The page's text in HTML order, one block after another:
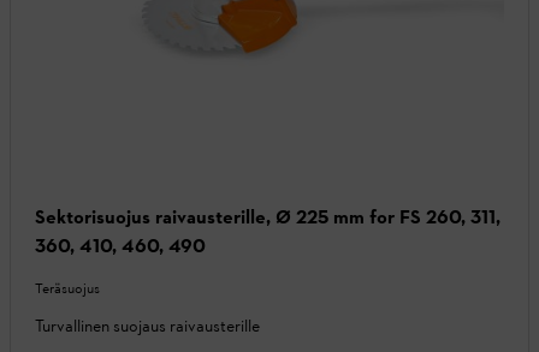
Sektorisuojus raivausterille, Ø 225 mm for FS 260, 311,
360, 410, 460, 490
Teräsuojus
Turvallinen suojaus raivausterille